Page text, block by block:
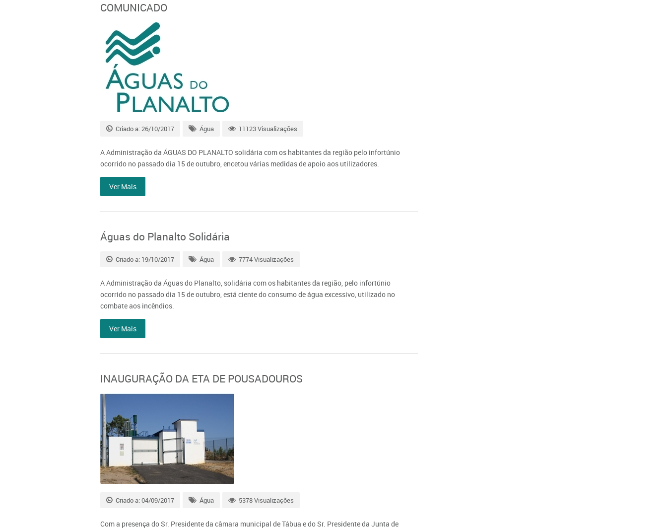
COMUNICADO
Criado a: 26/10/2017 Água 11123 Visualizações
A Administração da ÁGUAS DO PLANALTO solidária com os habitantes da região pelo infortúnio
ocorrido no passado dia 15 de outubro, encetou várias medidas de apoio aos utilizadores.
Ver Mais
Águas do Planalto Solidária
Criado a: 19/10/2017 Água 7774 Visualizações
A Administração da Águas do Planalto, solidária com os habitantes da região, pelo infortúnio
ocorrido no passado dia 15 de outubro, está ciente do consumo de água excessivo, utilizado no
combate aos incêndios.
Ver Mais
INAUGURAÇÃO DA ETA DE POUSADOUROS
Criado a: 04/09/2017 Água 5378 Visualizações
Com a presença do Sr. Presidente da câmara municipal de Tábua e do Sr. Presidente da Junta de